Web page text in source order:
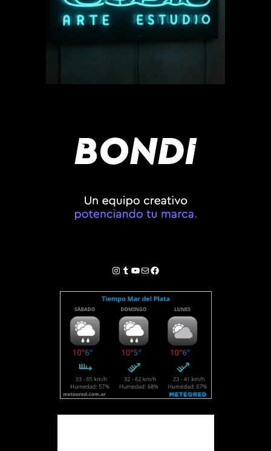
Instagram
Tumblr
YouTube
Correo electrónico
Facebook